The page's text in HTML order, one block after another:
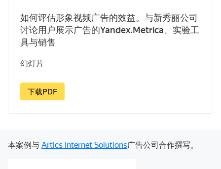
如何评估形象视频广告的效益。与新秀丽公司
讨论用户展示广告的Yandex.Metrica、实验工
具与销售
幻灯片
下载PDF
本案例与 Artics Internet Solutions广告公司合作撰写。